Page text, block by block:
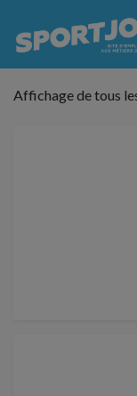
Affichage de tous